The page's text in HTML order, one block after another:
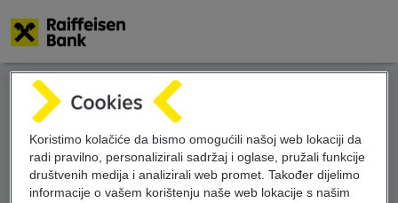
Skoči
sadržaj
Koristimo kolačiće da bismo omogućili našoj web lokaciji da
radi pravilno, personalizirali sadržaj i oglase, pružali funkcije
društvenih medija i analizirali web promet. Također dijelimo
informacije o vašem korištenju naše web lokacije s našim